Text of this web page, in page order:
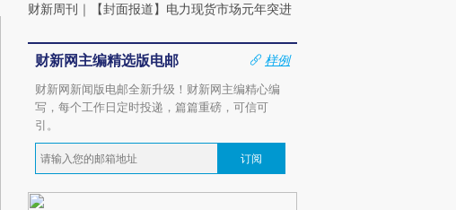
财新周刊 ｜ 【封面报道】电力现货市场元年突进
财新网主编精选版电邮
样例
财新网新闻版电邮全新升级！财新网主编精心编
写，每个工作日定时投递，篇篇重磅，可信可
引。
订阅